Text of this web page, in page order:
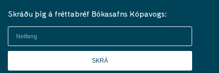
Skráðu þig á fréttabréf Bókasafns Kópavogs:
SKRÁ